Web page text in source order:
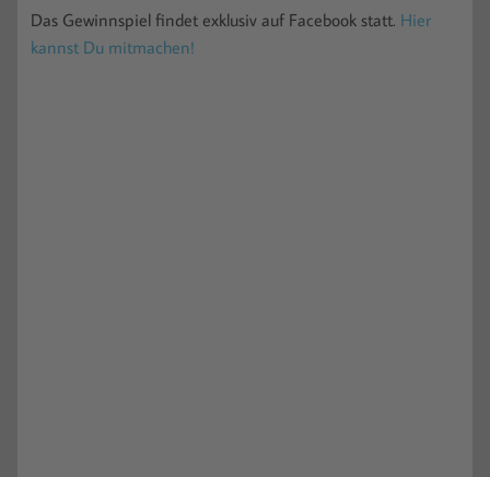
Das Gewinnspiel findet exklusiv auf Facebook statt. Hier
kannst Du mitmachen!